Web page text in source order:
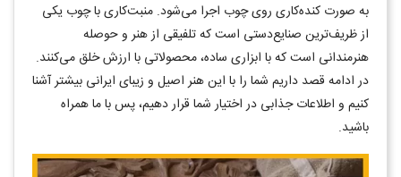
به صورت کنده‌کاری روی چوب اجرا می‌شود. منبت‌کاری با چوب یکی
از ظریف‌ترین صنایع‌دستی است که تلفیقی از هنر و حوصله
هنرمندانی است که با ابزاری ساده، محصولاتی با ارزش خلق می‌کنند.
در ادامه قصد داریم شما را با این هنر اصیل و زیبای ایرانی بیشتر آشنا
کنیم و اطلاعات جذابی در اختیار شما قرار دهیم، پس با ما همراه
باشید.